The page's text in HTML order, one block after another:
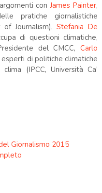
conJames Painter,
pratiche giornalistiche
of Journalism),Stefania De
di questioni climatiche,
del CMCC,Carlo
di politiche climatiche
(IPCC, Università Ca’
Giornalismo 2015